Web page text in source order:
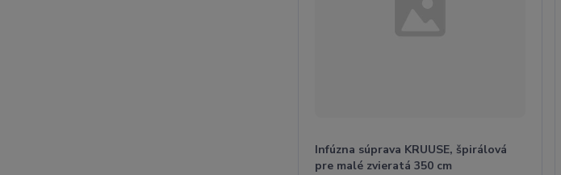
Infúzna súprava KRUUSE, špirálová
pre malé zvieratá 350 cm